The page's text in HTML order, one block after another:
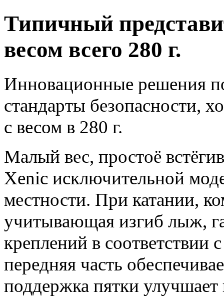
Типичный
весом всего 280 г.
Инновационные решения
стандарты безопасности,
с весом в 280 г.
Малый вес, простоё
Xenic исключительной
местности. При катании,
учитывающая изгиб лыж,
креплений в соответствии
передняя часть
поддержка пятки